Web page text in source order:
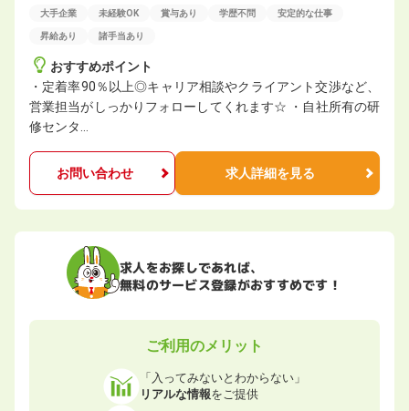
大手企業 未経験OK 賞与あり 学歴不問 安定的な仕事
昇給あり 諸手当あり
おすすめポイント
・定着率90％以上◎キャリア相談やクライアント交渉など、
営業担当がしっかりフォローしてくれます☆ ・自社所有の研
修センタ…
お問い合わせ 求人詳細を見る
求人をお探しであれば、
無料のサービス登録がおすすめです！
ご利用のメリット
「入ってみないとわからない」
リアルな情報をご提供